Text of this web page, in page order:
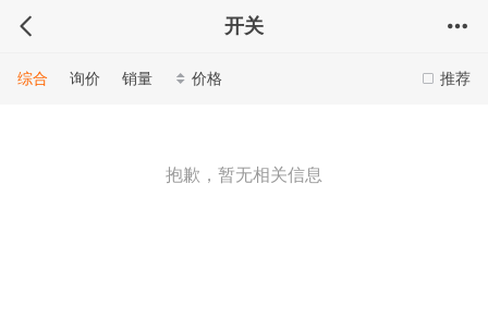
开关
推荐
综合 询价 销量 价格
抱歉，暂无相关信息